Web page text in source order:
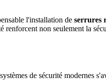
l'installation de serrures
renforcent non seulement la
de sécurité modernes